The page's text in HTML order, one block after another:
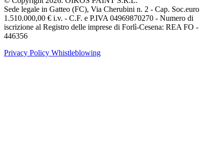
Sede legale in Gatteo (FC), Via Cherubini n. 2 - Cap. Soc.euro
1.510.000,00 € i.v. - C.F. e P.IVA 04969870270 - Numero di
iscrizione al Registro delle imprese di Forlì-Cesena: REA FO -
446356
Privacy Policy Whistleblowing